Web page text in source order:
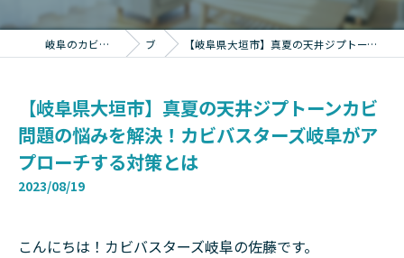
岐阜のカビ取りならカビバスターズ岐阜 ブログ 【岐阜県大垣市】真夏の天井ジプトーンカビ問題の悩みを解決！カビバスターズ岐阜がアプローチする対策とは
【岐阜県大垣市】真夏の天井ジプトーンカビ
問題の悩みを解決！カビバスターズ岐阜がア
プローチする対策とは
2023/08/19
こんにちは！カビバスターズ岐阜の佐藤です。